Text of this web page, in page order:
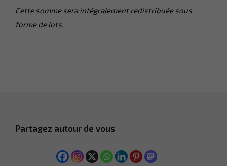
Cette somme sera intégralement redistribuée sous
forme de lots.
Partagez autour de vous